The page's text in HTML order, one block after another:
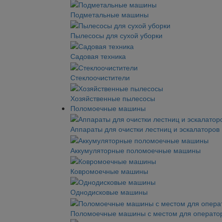
Подметальные машины
Пылесосы для сухой уборки
Садовая техника
Стеклоочистители
Хозяйственные пылесосы
Поломоечные машины
Аппараты для очистки лестниц и эскалаторов
Аккумуляторные поломоечные машины
Ковромоечные машины
Однодисковые машины
Поломоечные машины с местом для